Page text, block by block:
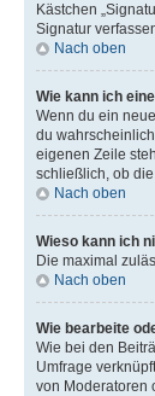
Kästchen
Signatur
Nach oben
Wie kann ich
Wenn du ein
du
eigenen Zeile
schließlich, ob
Nach oben
Wieso kann ich
Die maximal
Nach oben
Wie bearbeite
Wie bei den
Umfrage
von Moderatoren